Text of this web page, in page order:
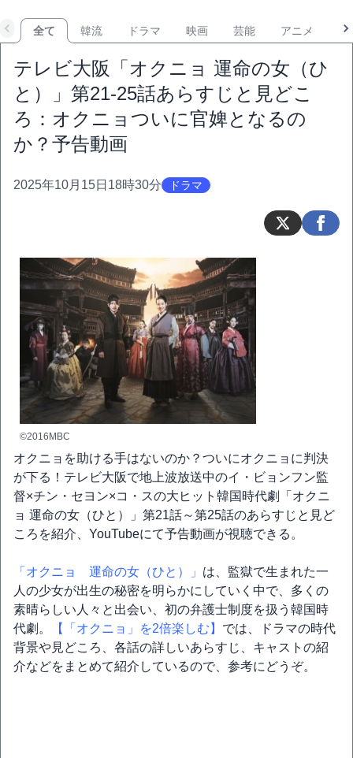
全て 韓流 ドラマ 映画 芸能 アニメ
テレビ大阪「オクニョ 運命の女（ひ
と）」第21-25話あらすじと見どこ
ろ：オクニョついに官婢となるの
か？予告動画
2025年10月15日18時30分 ドラマ
©2016MBC
オクニョを助ける手はないのか？ついにオクニョに判決
が下る！テレビ大阪で地上波放送中のイ・ビョンフン監
督×チン・セヨン×コ・スの大ヒット韓国時代劇「オクニ
ョ 運命の女（ひと）」第21話～第25話のあらすじと見ど
ころを紹介、YouTubeにて予告動画が視聴できる。
「オクニョ 運命の女（ひと）」 は、監獄で生まれた一
人の少女が出生の秘密を明らかにしていく中で、多くの
素晴らしい人々と出会い、初の弁護士制度を扱う韓国時
代劇。
【「オクニョ」を2倍楽しむ】 では、ドラマの時代
背景や見どころ、各話の詳しいあらすじ、キャストの紹
介などをまとめて紹介しているので、参考にどうぞ。